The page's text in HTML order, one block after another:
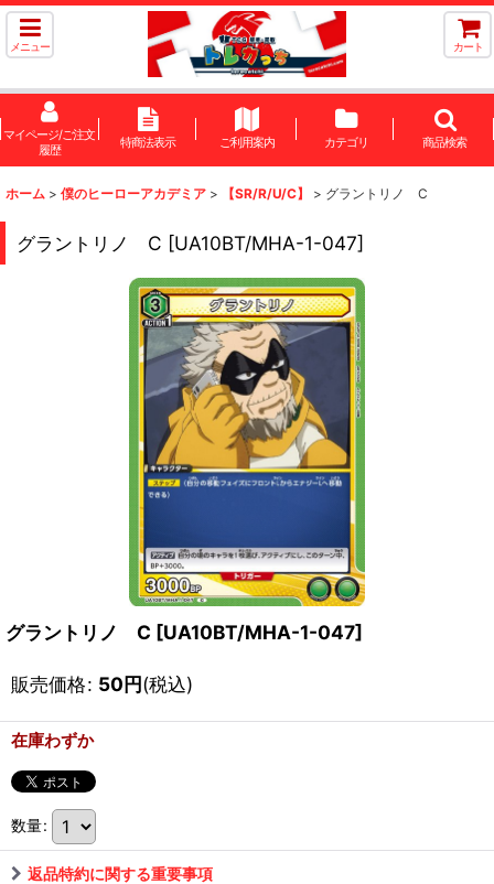
メニュー カート
マイページ/ご注文
履歴
特商法表示 ご利用案内 カテゴリ 商品検索
ホーム > 僕のヒーローアカデミア > 【SR/R/U/C】 > グラントリノ C
グラントリノ C [UA10BT/MHA-1-047]
グラントリノ C [UA10BT/MHA-1-047]
販売価格: 50円(税込)
在庫わずか
数量:
返品特約に関する重要事項